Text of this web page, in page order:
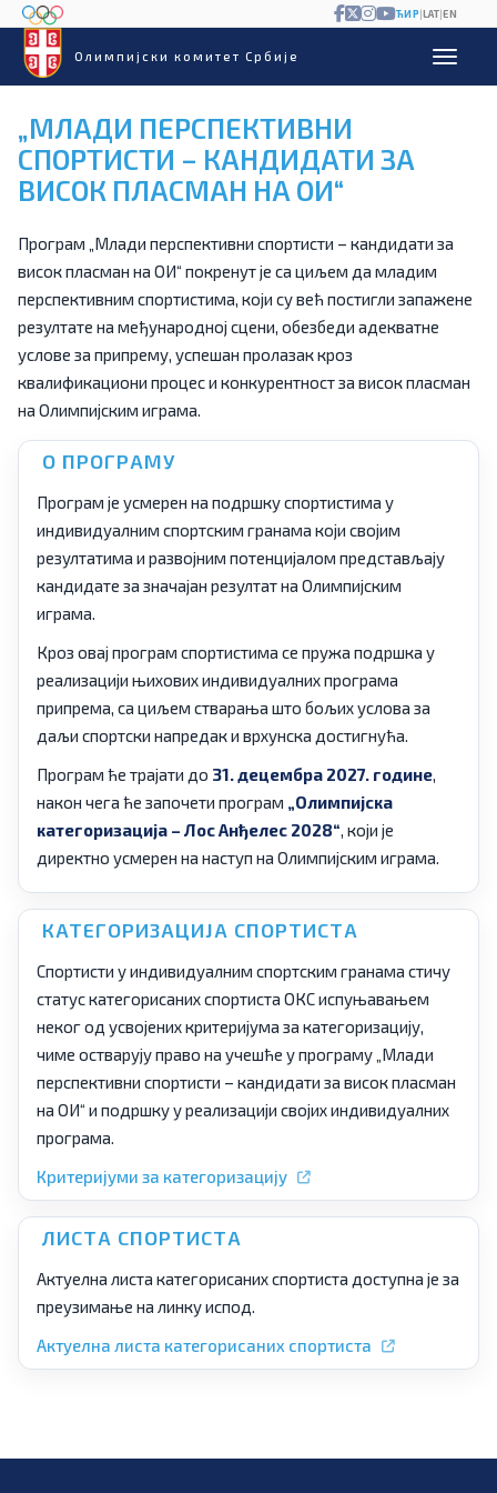
Олимпијски комитет Србије
ЋИР|LAT|EN
„МЛАДИ ПЕРСПЕКТИВНИ
СПОРТИСТИ – КАНДИДАТИ ЗА
ВИСОК ПЛАСМАН НА ОИ“
Програм „Млади перспективни спортисти – кандидати за
висок пласман на ОИ“ покренут је са циљем да младим
перспективним спортистима, који су већ постигли запажене
резултате на међународној сцени, обезбеди адекватне
услове за припрему, успешан пролазак кроз
квалификациони процес и конкурентност за висок пласман
на Олимпијским играма.
О ПРОГРАМУ
Програм је усмерен на подршку спортистима у
индивидуалним спортским гранама који својим
резултатима и развојним потенцијалом представљају
кандидате за значајан резултат на Олимпијским
играма.
Кроз овај програм спортистима се пружа подршка у
реализацији њихових индивидуалних програма
припрема, са циљем стварања што бољих услова за
даљи спортски напредак и врхунска достигнућа.
Програм ће трајати до 31. децембра 2027. године,
након чега ће започети програм „Олимпијска
категоризација – Лос Анђелес 2028“, који је
директно усмерен на наступ на Олимпијским играма.
КАТЕГОРИЗАЦИЈА СПОРТИСТА
Спортисти у индивидуалним спортским гранама стичу
статус категорисаних спортиста ОКС испуњавањем
неког од усвојених критеријума за категоризацију,
чиме остварују право на учешће у програму „Млади
перспективни спортисти – кандидати за висок пласман
на ОИ“ и подршку у реализацији својих индивидуалних
програма.
Критеријуми за категоризацију
ЛИСТА СПОРТИСТА
Актуелна листа категорисаних спортиста доступна је за
преузимање на линку испод.
Актуелна листа категорисаних спортиста